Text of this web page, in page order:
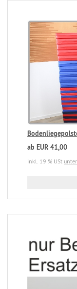
ab EUR 41,00
inkl. 19 % USt